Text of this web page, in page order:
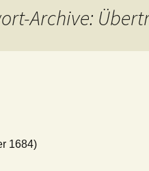
Archive:
1684)